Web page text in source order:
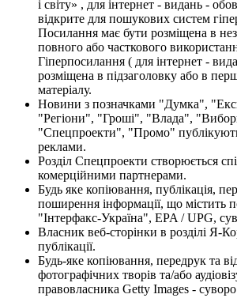
і світу» , для інтернет - видань -
відкрите для пошукових систем
Посилання має бути розміщена в
повного або часткового
Гіперпосилання ( для інтернет -
розміщена в підзаголовку або в
матеріалу.
Новини з позначками "Думка",
"Регіони", "Гроші", "Влада",
"Спецпроекти", "Промо"
реклами.
Розділ Спецпроекти створюється
комерційними партнерами.
Будь яке копіювання, публікація,
поширення інформації, що містить
"Інтерфакс-Україна", EPA / UPG,
Власник веб-сторінки в розділі Я-
публікації.
Будь-яке копіювання, передрук та
фотографічних творів та/або
правовласника Getty Images - суворо